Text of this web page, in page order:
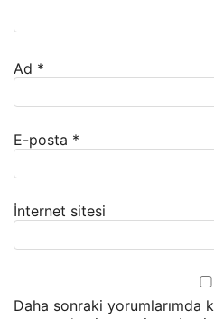
Ad *
E-posta *
İnternet sitesi
Daha sonraki yorumlarımda